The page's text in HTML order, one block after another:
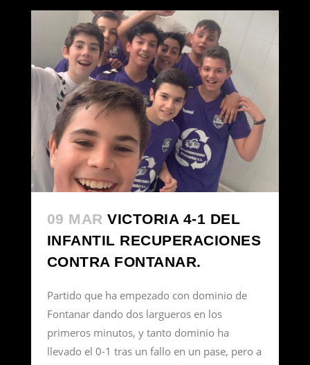
09 MAR VICTORIA 4-1 DEL
INFANTIL RECUPERACIONES
CONTRA FONTANAR.
Partido que ha empezado con dominio de
Fontanar dando dos largueros en los
primeros minutos, y tanto dominio ha
llevado el 0-1 tras un fallo en un pase, pero a